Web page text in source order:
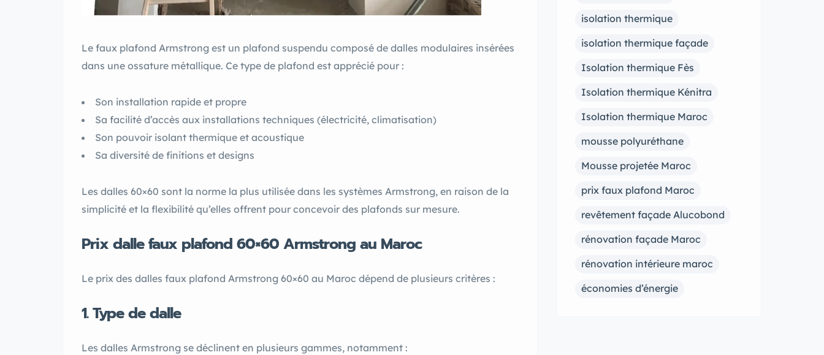
Le faux plafond Armstrong est un plafond suspendu composé de dalles modulaires insérées
dans une ossature métallique. Ce type de plafond est apprécié pour :
Son installation rapide et propre
Sa facilité d’accès aux installations techniques (électricité, climatisation)
Son pouvoir isolant thermique et acoustique
Sa diversité de finitions et designs
Les dalles 60×60 sont la norme la plus utilisée dans les systèmes Armstrong, en raison de la
simplicité et la flexibilité qu’elles offrent pour concevoir des plafonds sur mesure.
Prix dalle faux plafond 60×60 Armstrong au Maroc
Le prix des dalles faux plafond Armstrong 60×60 au Maroc dépend de plusieurs critères :
1. Type de dalle
Les dalles Armstrong se déclinent en plusieurs gammes, notamment :
isolation thermique
isolation thermique façade
Isolation thermique Fès
Isolation thermique Kénitra
Isolation thermique Maroc
mousse polyuréthane
Mousse projetée Maroc
prix faux plafond Maroc
revêtement façade Alucobond
rénovation façade Maroc
rénovation intérieure maroc
économies d’énergie